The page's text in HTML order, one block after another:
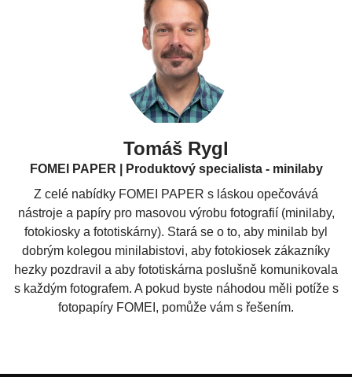
Tomáš Rygl
FOMEI PAPER | Produktový specialista - minilaby
Z celé nabídky FOMEI PAPER s láskou opečovává
nástroje a papíry pro masovou výrobu fotografií (minilaby,
fotokiosky a fototiskárny). Stará se o to, aby minilab byl
dobrým kolegou minilabistovi, aby fotokiosek zákazníky
hezky pozdravil a aby fototiskárna poslušně komunikovala
s každým fotografem. A pokud byste náhodou měli potíže s
fotopapíry FOMEI, pomůže vám s řešením.